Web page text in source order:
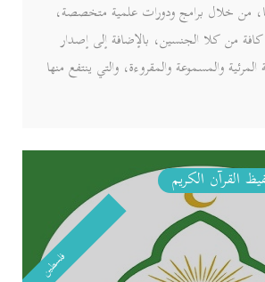
من خلال برامج ودورات علمية متخصصة،
كافة من كلا الجنسين، بالإضافة إلى إصدار
المرئية والمسموعة والمقروءة، والتي ينتفع منها
القرآن الكريم
فلسطين